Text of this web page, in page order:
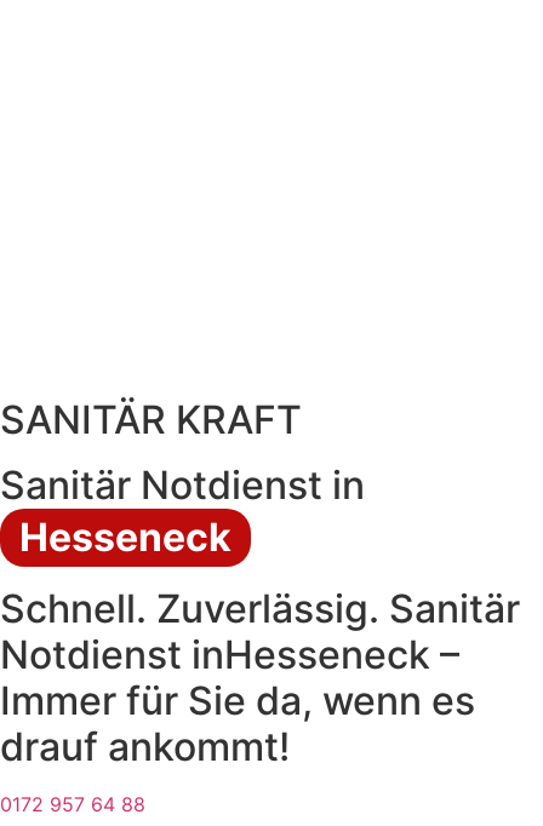
SANITÄR KRAFT
Sanitär Notdienst in
Hesseneck
Schnell. Zuverlässig. Sanitär
Notdienst inHesseneck –
Immer für Sie da, wenn es
drauf ankommt!
0172 957 64 88